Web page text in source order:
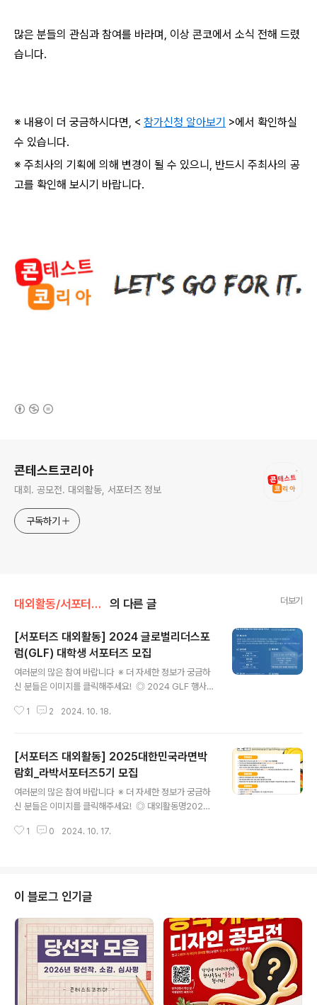
많은 분들의 관심과 참여를 바라며, 이상 콘코에서 소식 전해 드렸
습니다.
※ 내용이 더 궁금하시다면, < 참가신청 알아보기 >에서 확인하실
수 있습니다.
※ 주최사의 기획에 의해 변경이 될 수 있으니, 반드시 주최사의 공
고를 확인해 보시기 바랍니다.
콘테스트코리아
대회. 공모전. 대외활동, 서포터즈 정보
구독하기
대외활동/서포터즈 • 기자단 의 다른 글 더보기
[서포터즈 대외활동] 2024 글로벌리더스포
럼(GLF) 대학생 서포터즈 모집
여러분의 많은 참여 바랍니다 ※ 더 자세한 정보가 궁금하
신 분들은 이미지를 클릭해주세요! ◎ 2024 GLF 행사
18.(월)~11.19.(화)- 장소: 그랜드워커힐 서울 비스타홀-
X , SNS 필수 O ◎ 활동 내용SNS 홍보 콘텐츠 3회 제작
GLF 행사 양일 중 택 1일 필참* 양일 참석 가능, 요청 시
결강계 지급 ◎ 모집 일정- 서류 접수: 10월 14일 (월) ~ 1
1월 3일 (일) 23:59(기간 이후 접수된 지원서는 자동 탈락
명 ◎ 활동 ..
1 2 2024. 10. 18.
[서포터즈 대외활동] 2025대한민국라면박
람회_라박서포터즈5기 모집
여러분의 많은 참여 바랍니다 ※ 더 자세한 정보가 궁금하
신 분들은 이미지를 클릭해주세요! ◎ 대외활동명2025
5년 4월 4일부터 4월 6일까지 3일간, 신규개장하는 코엑
션'을 수행하며 2024년 10월부터 2025년 4월까지 활동
합니다.이 기간 내 성실히 참여해주실 분들께서만 지원해
주시길 바랍니다. ◎ 참가자격- 대한민국 국민 누구나, 국
내 거주권자 외국인- 개인 SNS 계정 2개 이상 소지자. ◎
접수기간2024.10.10 ~ 2024.10.22 ◎ 발표날짜202
4.10.25 ◎ 활동내용2025..
1 0 2024. 10. 17.
이 블로그 인기글